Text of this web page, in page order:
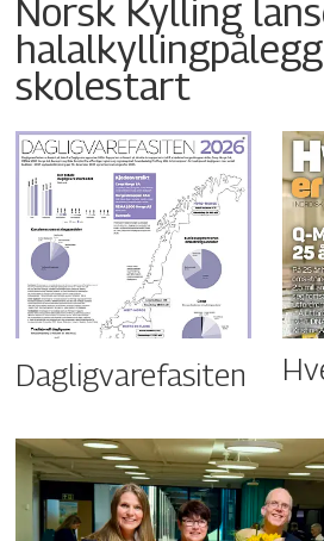
Norsk Kylling
skolestart
Dagligvarefasiten